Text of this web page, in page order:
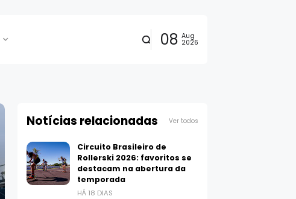
08 Aug
2026
Notícias relacionadas Ver todos
Circuito Brasileiro de
Rollerski 2026: favoritos se
destacam na abertura da
temporada
HÁ 18 DIAS